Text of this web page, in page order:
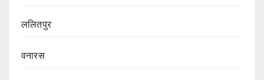
ललितपुर
वनारस